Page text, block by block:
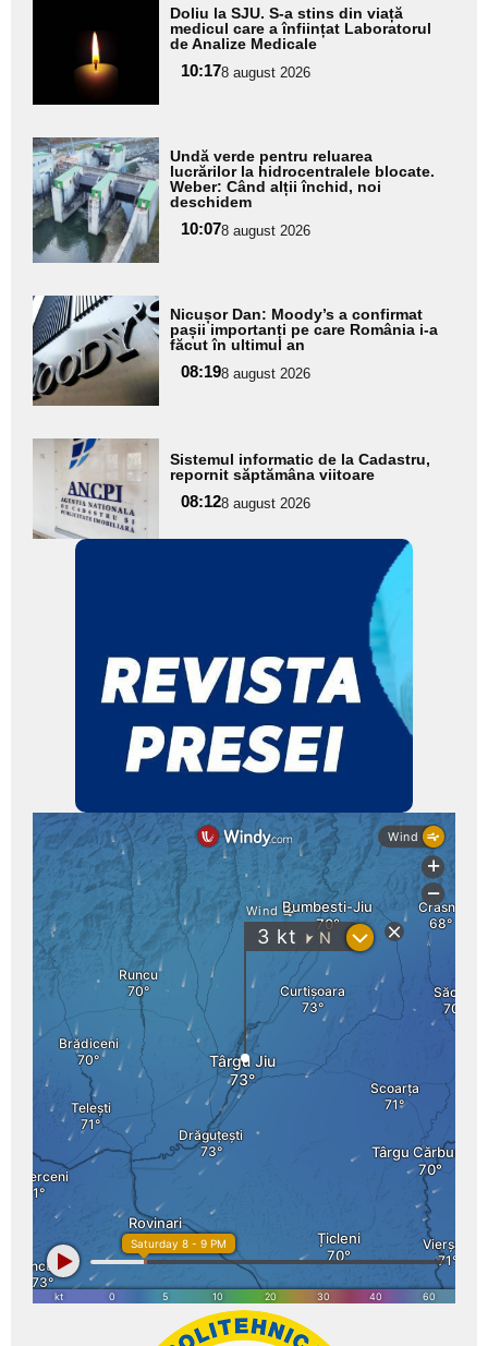
aici textul
pentru
subtitlu
Doliu la SJU. S-a stins din viață
medicul care a înființat Laboratorul
de Analize Medicale
10:178 august 2026
Adaugă
aici textul
pentru
subtitlu
Undă verde pentru reluarea
lucrărilor la hidrocentralele blocate.
Weber: Când alții închid, noi
deschidem
10:078 august 2026
Adaugă
aici textul
pentru
subtitlu
Nicușor Dan: Moody’s a confirmat
pașii importanți pe care România i-a
făcut în ultimul an
08:198 august 2026
Adaugă
aici textul
pentru
subtitlu
Sistemul informatic de la Cadastru,
repornit săptămâna viitoare
08:128 august 2026